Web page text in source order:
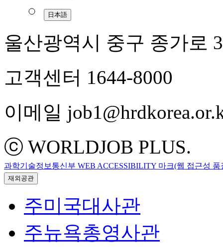
日本語
울산광역시 중구 종가로
고객센터 1644-8000
이메일
ⓒ WORLDJOB PLUS.
과학기술정보통신부 WEB ACCESSIBILITY 마크(웹 접근성 품
재외공관
주미국대사관
주뉴욕총영사관